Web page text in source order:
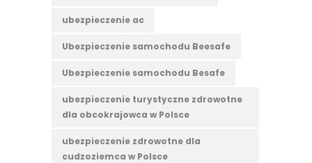
ubezpieczenie ac
Ubezpieczenie samochodu Beesafe
Ubezpieczenie samochodu Besafe
ubezpieczenie turystyczne zdrowotne
dla obcokrajowca w Polsce
ubezpieczenie zdrowotne dla
cudzoziemca w Polsce